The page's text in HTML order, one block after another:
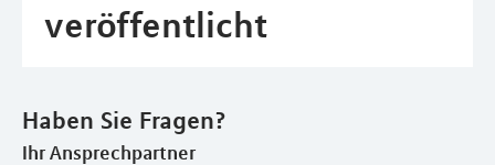
veröffentlicht
Haben Sie Fragen?
Ihr Ansprechpartner